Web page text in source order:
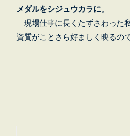
メダルをシジュウカラに。
現場仕事に長くたずさわった
資質がことさら好ましく映るの